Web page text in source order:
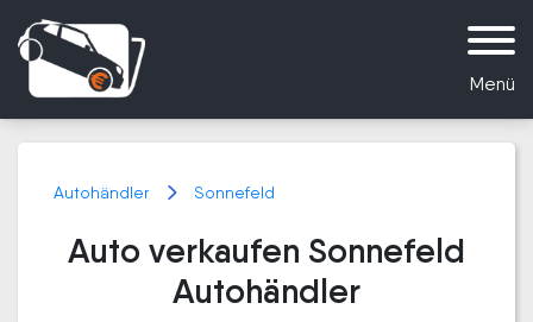
Menü
Autohändler Sonnefeld
Auto verkaufen Sonnefeld
Autohändler